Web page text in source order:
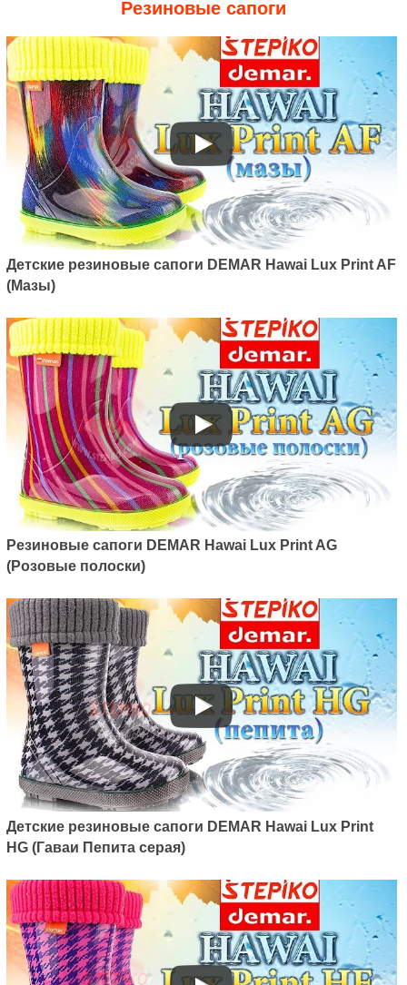
Резиновые сапоги
Детские резиновые сапоги DEMAR Hawai Lux Print AF
(Мазы)
Резиновые сапоги DEMAR Hawai Lux Print AG
(Розовые полоски)
Детские резиновые сапоги DEMAR Hawai Lux Print
HG (Гаваи Пепита серая)